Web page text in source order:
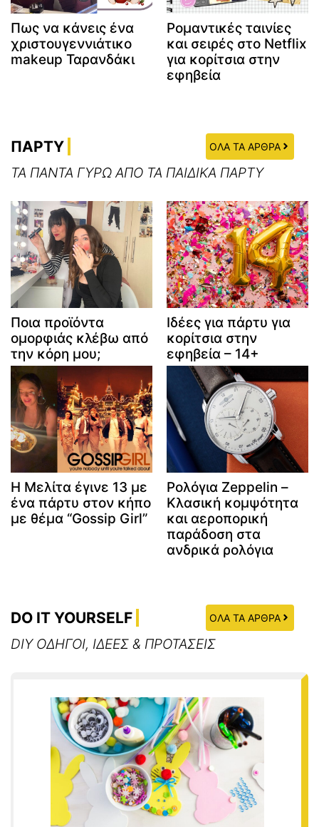
Πως να κάνεις ένα
χριστουγεννιάτικο
makeup Ταρανδάκι
Ρομαντικές ταινίες
και σειρές στο Netflix
για κορίτσια στην
εφηβεία
ΠΑΡΤΥ ΟΛΑ ΤΑ ΑΡΘΡΑ
ΤΑ ΠΑΝΤΑ ΓΥΡΩ ΑΠΟ ΤΑ ΠΑΙΔΙΚΑ ΠΑΡΤΥ
Ποια προϊόντα
ομορφιάς κλέβω από
την κόρη μου;
Ιδέες για πάρτυ για
κορίτσια στην
εφηβεία – 14+
Η Μελίτα έγινε 13 με
ένα πάρτυ στον κήπο
με θέμα “Gossip Girl”
Ρολόγια Zeppelin –
Κλασική κομψότητα
και αεροπορική
παράδοση στα
ανδρικά ρολόγια
DO IT YOURSELF ΟΛΑ ΤΑ ΑΡΘΡΑ
DIY ΟΔΗΓΟΙ, ΙΔΕΕΣ & ΠΡΟΤΑΣΕΙΣ